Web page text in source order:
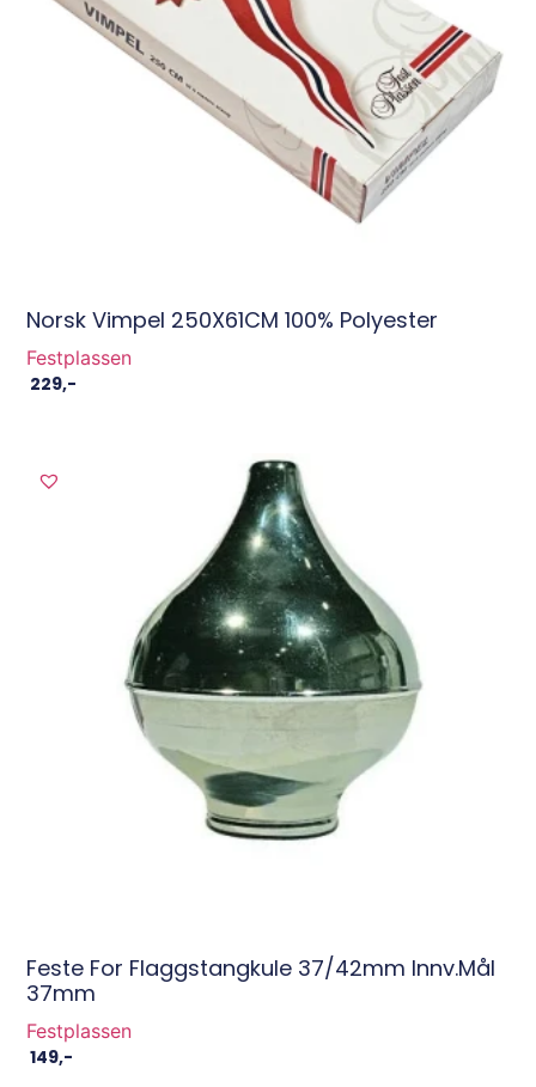
Norsk Vimpel 250X61CM 100% Polyester
Festplassen
229,-
Feste For Flaggstangkule 37/42mm Innv.mål
37mm
Festplassen
149,-